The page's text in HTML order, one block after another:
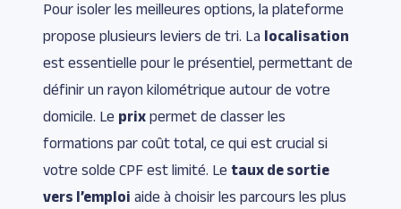
Pour isoler les meilleures options, la plateforme
propose plusieurs leviers de tri. La localisation
est essentielle pour le présentiel, permettant de
définir un rayon kilométrique autour de votre
domicile. Le prix permet de classer les
formations par coût total, ce qui est crucial si
votre solde CPF est limité. Le taux de sortie
vers l’emploi aide à choisir les parcours les plus